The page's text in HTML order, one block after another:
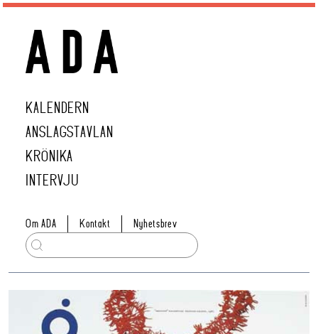
KALENDERN
ANSLAGSTAVLAN
KRÖNIKA
INTERVJU
Om ADA Kontakt Nyhetsbrev